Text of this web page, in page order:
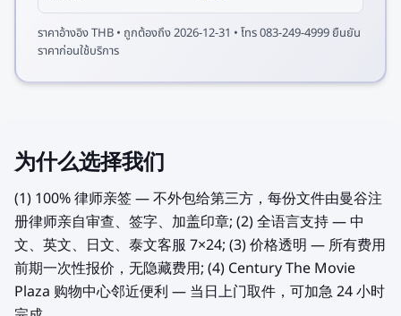
ราคาอ้างอิงTHB • ถูกต้องถึง2026-12-31 • โทร 083-249-4999 ยืนยัน
ราคาก่อนใช้บริการ
为什么选择我们
(1) 100% 律师亲签 — 不外包给第三方，每份文件由曼谷注
册律师亲自审查、签字、加盖印章; (2) 全语言支持 — 中
文、英文、日文、泰文客服 7×24; (3) 价格透明 — 所有费用
前期一次性报价，无隐藏费用; (4) Century The Movie
Plaza 购物中心邻近便利 — 当日上门取件，可加急 24 小时